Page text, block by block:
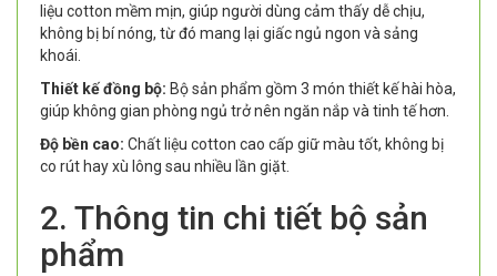
liệu cotton mềm mịn, giúp người dùng cảm thấy dễ chịu,
không bị bí nóng, từ đó mang lại giấc ngủ ngon và sảng
khoái.
Thiết kế đồng bộ: Bộ sản phẩm gồm 3 món thiết kế hài hòa,
giúp không gian phòng ngủ trở nên ngăn nắp và tinh tế hơn.
Độ bền cao: Chất liệu cotton cao cấp giữ màu tốt, không bị
co rút hay xù lông sau nhiều lần giặt.
2. Thông tin chi tiết bộ sản
phẩm